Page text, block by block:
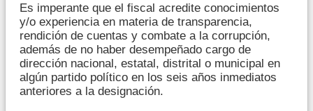
Es imperante que el fiscal acredite conocimientos
y/o experiencia en materia de transparencia,
rendición de cuentas y combate a la corrupción,
además de no haber desempeñado cargo de
dirección nacional, estatal, distrital o municipal en
algún partido político en los seis años inmediatos
anteriores a la designación.